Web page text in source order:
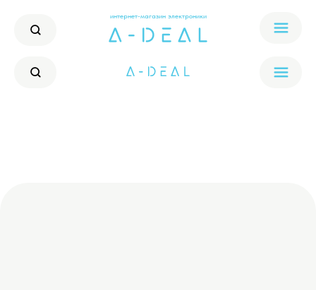
интернет-магазин электроники